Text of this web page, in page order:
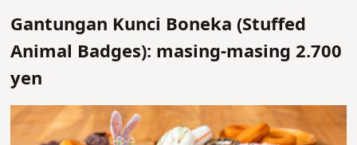
Gantungan Kunci Boneka (Stuffed
Animal Badges): masing-masing 2.700
yen